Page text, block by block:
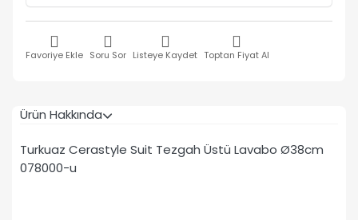
Favoriye Ekle Soru Sor Listeye Kaydet Toptan Fiyat Al
Ürün Hakkında
Turkuaz Cerastyle Suit Tezgah Üstü Lavabo Ø38cm
078000-u